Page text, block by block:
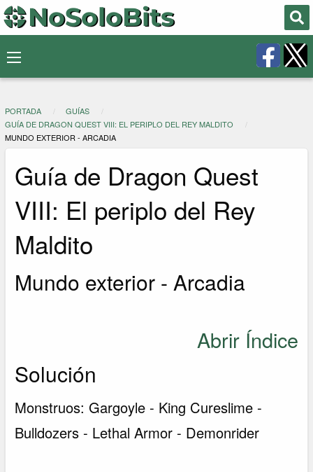
PORTADA
GUÍAS
GUÍA DE DRAGON QUEST VIII: EL PERIPLO DEL REY MALDITO
MUNDO EXTERIOR - ARCADIA
Guía de Dragon Quest
VIII: El periplo del Rey
Maldito
Mundo exterior - Arcadia
Abrir Índice
Solución
Monstruos: Gargoyle - King Cureslime -
Bulldozers - Lethal Armor - Demonrider